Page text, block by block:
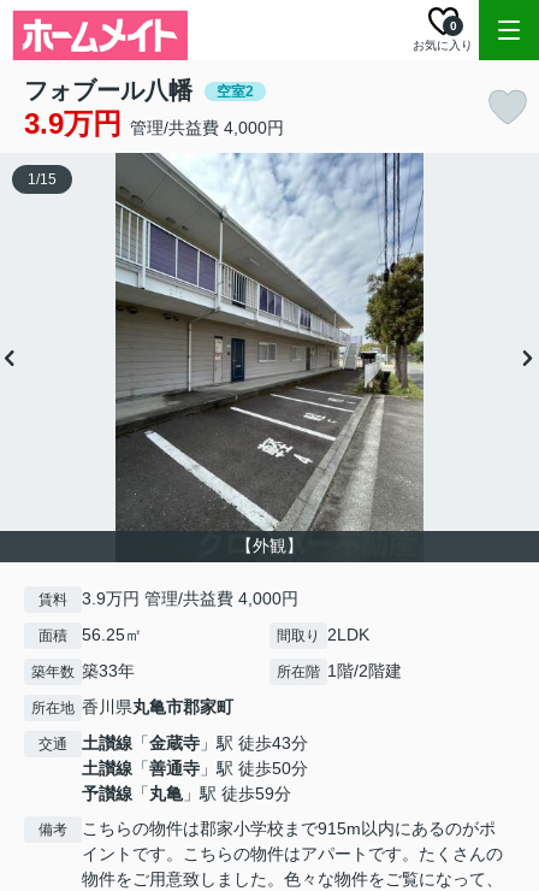
お気に入り
0
フォブール八幡 空室2
3.9万円 管理/共益費 4,000円
【外観】
1/15
賃料 3.9万円 管理/共益費 4,000円
面積 56.25㎡ 間取り 2LDK
築年数 築33年 所在階 1階/2階建
所在地 香川県丸亀市郡家町
交通 土讃線 「金蔵寺 」駅 徒歩43分
土讃線 「善通寺 」駅 徒歩50分
予讃線 「丸亀」駅 徒歩59分
備考
こちらの物件は郡家小学校まで915m以内にあるのがポ
イントです。こちらの物件はアパートです。たくさんの
物件をご用意致しました。色々な物件をご覧になって、